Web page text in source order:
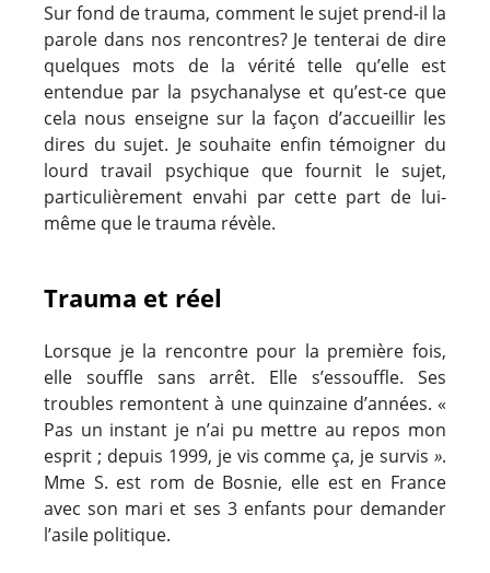
Sur fond de trauma, comment le sujet prend-il la
parole dans nos rencontres? Je tenterai de dire
quelques mots de la vérité telle qu’elle est
entendue par la psychanalyse et qu’est-ce que
cela nous enseigne sur la façon d’accueillir les
dires du sujet. Je souhaite enfin témoigner du
lourd travail psychique que fournit le sujet,
particulièrement envahi par cette part de lui-
même que le trauma révèle.
Trauma et réel
Lorsque je la rencontre pour la première fois,
elle souffle sans arrêt. Elle s’essouffle. Ses
troubles remontent à une quinzaine d’années. «
Pas un instant je n’ai pu mettre au repos mon
esprit ; depuis 1999, je vis comme ça, je survis ».
Mme S. est rom de Bosnie, elle est en France
avec son mari et ses 3 enfants pour demander
l’asile politique.